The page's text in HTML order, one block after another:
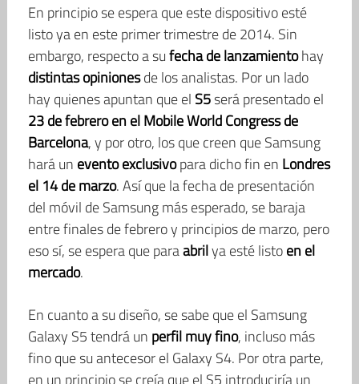
En principio se espera que este dispositivo esté
listo ya en este primer trimestre de 2014. Sin
embargo, respecto a sufecha de lanzamientohay
distintas opinionesde los analistas. Por un lado
hay quienes apuntan que el S5será presentado el
23 de febrero en el Mobile World Congress de
Barcelona, y por otro, los que creen que Samsung
hará un evento exclusivopara dicho fin en Londres
el 14 de marzo. Así que la fecha de presentación
del móvil de Samsung más esperado, se baraja
entre finales de febrero y principios de marzo, pero
eso sí, se espera que paraabrilya esté listoen el
mercado.
En cuanto a su diseño, se sabe que el Samsung
Galaxy S5 tendrá un perfil muy fino, incluso más
fino que su antecesor el Galaxy S4. Por otra parte,
en un principio se creía que el S5 introduciría un